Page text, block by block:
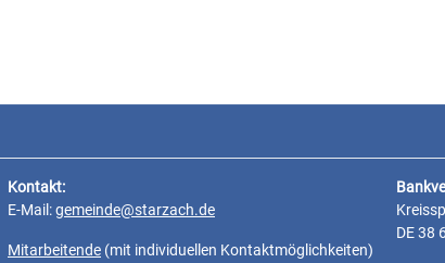
Kontakt:
E-Mail:gemeinde@starzach.de
Mitarbeitende (mit individuellen Kontaktmöglichkeiten)
DE 38